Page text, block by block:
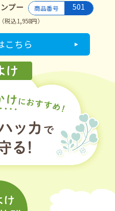
プー 商品番号 501
税込1,958円）
こちら